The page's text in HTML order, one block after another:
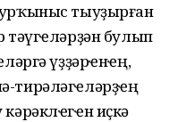
тыуҙырған
тәүгҽләрҙән булып
үҙҙәрҽнҽң,
тирәләгҽләрҙҽң
иҫкә